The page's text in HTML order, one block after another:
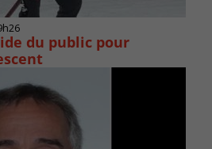
du public pour